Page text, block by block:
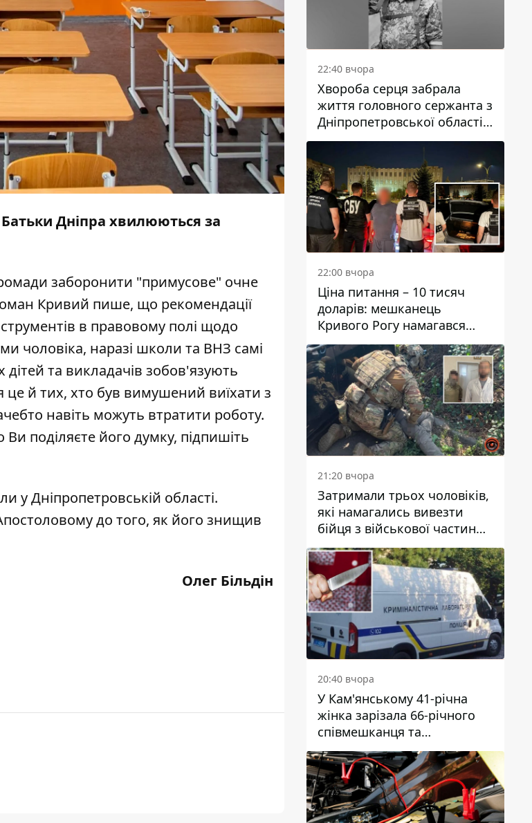
Дніпра хвилюються за
заборонити "примусове" очне
Кривий пише, що рекомендації
в правовому полі щодо
чоловіка, наразі школи та ВНЗ самі
та викладачів зобов'язують
це й тих, хто був вимушений виїхати з
навіть можуть втратити роботу.
поділяєте його думку, підпишіть
у Дніпропетровській області.
до того, як його знищив
Олег Більдін
22:40 вчора
Хвороба серця забрала
життя головного сержанта з
Дніпропетровської області
Юрія Свистуна
22:00 вчора
Ціна питання – 10 тисяч
доларів: мешканець
Кривого Рогу намагався
переправити чоловіка до
Словаччини
21:20 вчора
Затримали трьох чоловіків,
які намагались вивезти
бійця з військової частини
до Дніпра за 7 тисяч
доларів: серед них був лікар
20:40 вчора
У Кам'янському 41-річна
жінка зарізала 66-річного
співмешканця та
намагалась обманути
поліцейських